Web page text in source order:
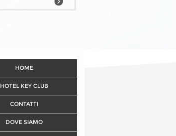
HOME
HOTEL KEY CLUB
CONTATTI
DOVE SIAMO